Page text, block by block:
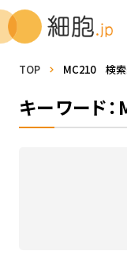
TOP MC210 検
キーワード